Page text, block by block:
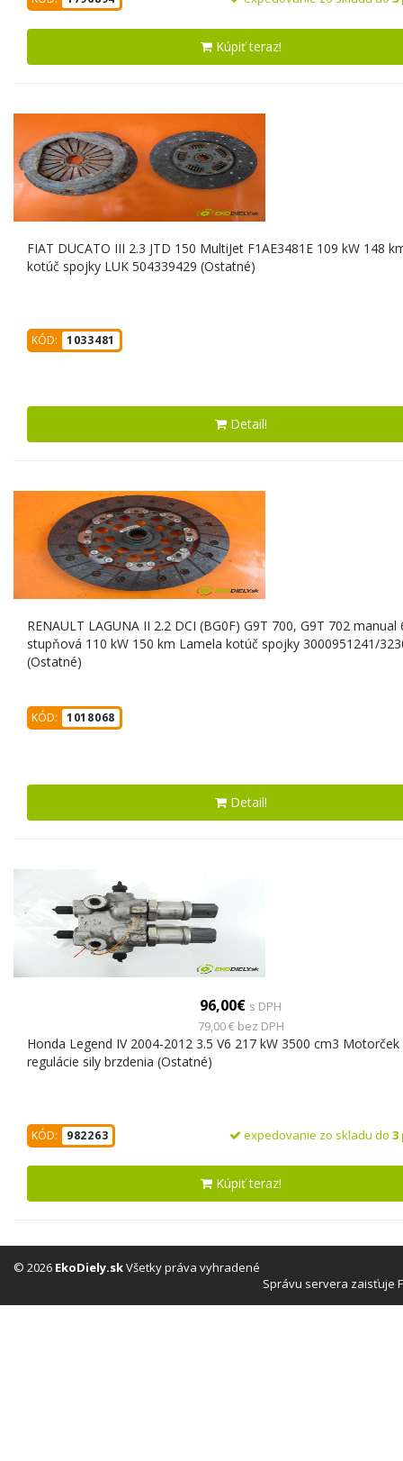
Kúpiť teraz!
FIAT DUCATO III 2.3 JTD 150 MultiJet F1AE3481E 109 kW 148
kotúč spojky LUK 504339429 (Ostatné)
KÓD: 1033481
Detail!
RENAULT LAGUNA II 2.2 DCI (BG0F) G9T 700, G9T 702 manual
stupňová 110 kW 150 km Lamela kotúč spojky 3000951241/
(Ostatné)
KÓD: 1018068
Detail!
96,00€ s DPH
79,00 € bez DPH
Honda Legend IV 2004-2012 3.5 V6 217 kW 3500 cm3 Motorček
regulácie sily brzdenia (Ostatné)
KÓD: 982263 expedovanie zo skladu do 3
Kúpiť teraz!
© 2026 EkoDiely.skVšetky práva vyhradené
Správu servera zaisťuje